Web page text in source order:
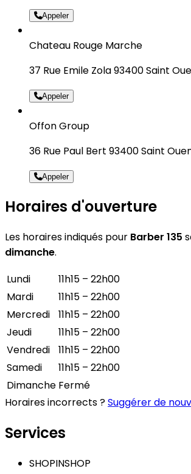
Appeler
Chateau Rouge Marche
37 Rue Emile Zola 93400 Saint
Appeler
Offon Group
36 Rue Paul Bert 93400 Saint
Appeler
Horaires d'ouverture
Les horaires indiqués pour Barber 135
dimanche.
Lundi
11h15 – 22h00
Mardi
11h15 – 22h00
Mercredi
11h15 – 22h00
Jeudi
11h15 – 22h00
Vendredi
11h15 – 22h00
Samedi
11h15 – 22h00
Dimanche Fermé
Horaires incorrects ?Suggérer de
Services
SHOPINSHOP